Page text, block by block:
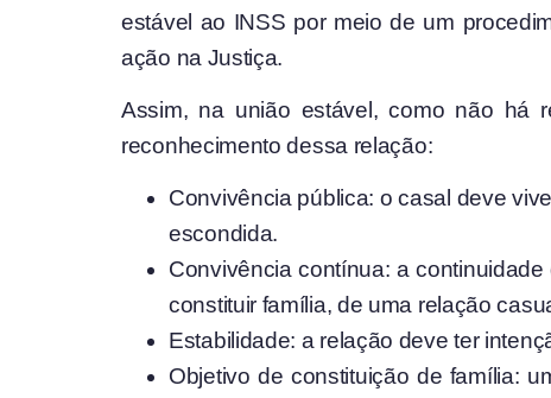
estável ao INSS por meio de um
ação na Justiça.
Assim, na união estável, como não há
reconhecimento dessa relação:
Convivência pública: o casal deve
escondida.
Convivência contínua: a
constituir família, de uma relação
Estabilidade: a relação deve ter
Objetivo de constituição de família: